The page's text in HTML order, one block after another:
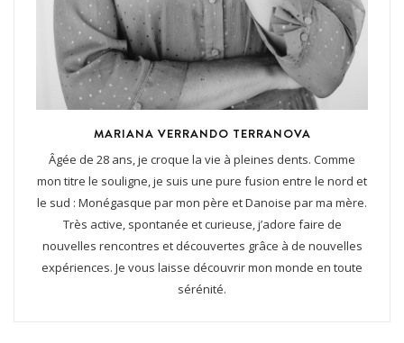
MARIANA VERRANDO TERRANOVA
Âgée de 28 ans, je croque la vie à pleines dents. Comme
mon titre le souligne, je suis une pure fusion entre le nord et
le sud : Monégasque par mon père et Danoise par ma mère.
Très active, spontanée et curieuse, j’adore faire de
nouvelles rencontres et découvertes grâce à de nouvelles
expériences. Je vous laisse découvrir mon monde en toute
sérénité.